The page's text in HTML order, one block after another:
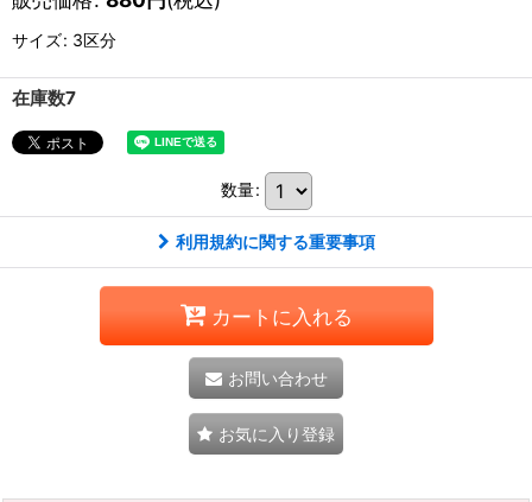
サイズ: 3区分
在庫数7
数量:
利用規約に関する重要事項
カートに入れる
お問い合わせ
お気に入り登録